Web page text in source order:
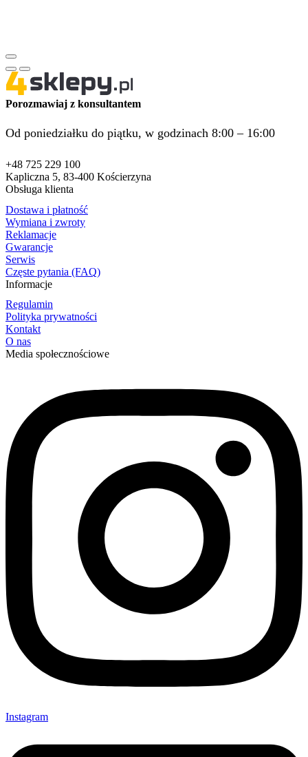
Porozmawiaj z konsultantem
Od poniedziałku do piątku, w godzinach 8:00 – 16:00
+48 725 229 100
Kapliczna 5, 83-400 Kościerzyna
Obsługa klienta
Dostawa i płatność
Wymiana i zwroty
Reklamacje
Gwarancje
Serwis
Częste pytania (FAQ)
Informacje
Regulamin
Polityka prywatności
Kontakt
O nas
Media społecznościowe
Instagram